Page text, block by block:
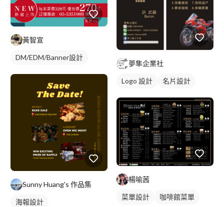
黃智宣
DM/EDM/Banner設計
Sunny Huang's 作品集
海報設計
夢隼企業社
Logo 設計 名片設計
楊喻茜
菜單設計
咖啡館菜單